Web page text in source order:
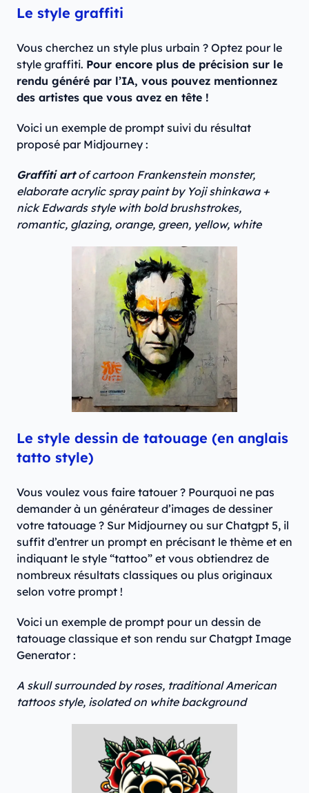
Le style graffiti
Vous cherchez un style plus urbain ? Optez pour le
style graffiti. Pour encore plus de précision sur le
rendu généré par l’IA, vous pouvez mentionnez
des artistes que vous avez en tête !
Voici un exemple de prompt suivi du résultat
proposé par Midjourney :
Graffiti artof cartoon Frankenstein monster,
elaborate acrylic spray paint by Yoji shinkawa +
nick Edwards style with bold brushstrokes,
romantic, glazing, orange, green, yellow, white
Le style dessin de tatouage (en anglais
tatto style)
Vous voulez vous faire tatouer ? Pourquoi ne pas
demander à un générateur d’images de dessiner
votre tatouage ? Sur Midjourney ou sur Chatgpt 5, il
suffit d’entrer un prompt en précisant le thème et en
indiquant le style “tattoo” et vous obtiendrez de
nombreux résultats classiques ou plus originaux
selon votre prompt !
Voici un exemple de prompt pour un dessin de
tatouage classique et son rendu sur Chatgpt Image
Generator :
A skull surrounded by roses, traditional American
tattoos style, isolated on white background